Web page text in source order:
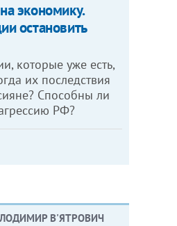
экономику.
остановить
которые уже есть,
их последствия
Способны ли
РФ?
В'ЯТРОВИЧ